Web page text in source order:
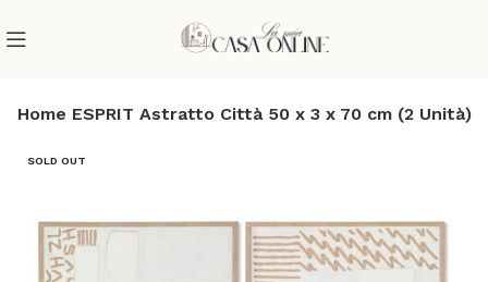
Home ESPRIT Astratto Città 50 x 3 x 70 cm (2 Unità)
SOLD OUT